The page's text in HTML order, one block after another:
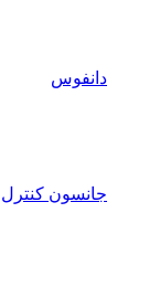
دانفوس
جانسون کنترل